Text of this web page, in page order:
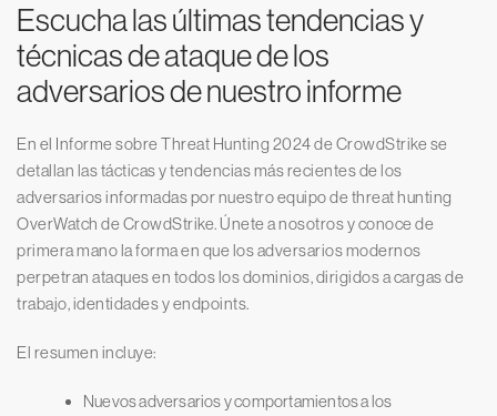
Escucha las últimas tendencias y
técnicas de ataque de los
adversarios de nuestro informe
En el Informe sobre Threat Hunting 2024 de CrowdStrike se
detallan las tácticas y tendencias más recientes de los
adversarios informadas por nuestro equipo de threat hunting
OverWatch de CrowdStrike. Únete a nosotros y conoce de
primera mano la forma en que los adversarios modernos
perpetran ataques en todos los dominios, dirigidos a cargas de
trabajo, identidades y endpoints.
El resumen incluye:
Nuevos adversarios y comportamientos a los